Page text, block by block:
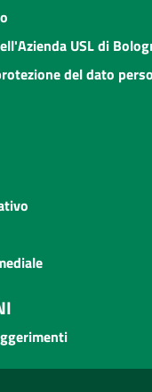
USL di
del dato